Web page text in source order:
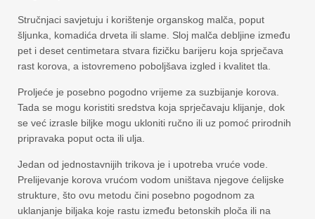
Stručnjaci savjetuju i korištenje organskog malča, poput
šljunka, komadića drveta ili slame. Sloj malča debljine između
pet i deset centimetara stvara fizičku barijeru koja sprječava
rast korova, a istovremeno poboljšava izgled i kvalitet tla.
Proljeće je posebno pogodno vrijeme za suzbijanje korova.
Tada se mogu koristiti sredstva koja sprječavaju klijanje, dok
se već izrasle biljke mogu ukloniti ručno ili uz pomoć prirodnih
pripravaka poput octa ili ulja.
Jedan od jednostavnijih trikova je i upotreba vruće vode.
Prelijevanje korova vrućom vodom uništava njegove ćelijske
strukture, što ovu metodu čini posebno pogodnom za
uklanjanje biljaka koje rastu između betonskih ploča ili na